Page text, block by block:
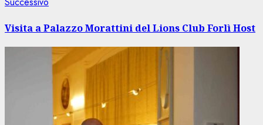
Visita a Palazzo Morattini del Lions Club Forlì Host